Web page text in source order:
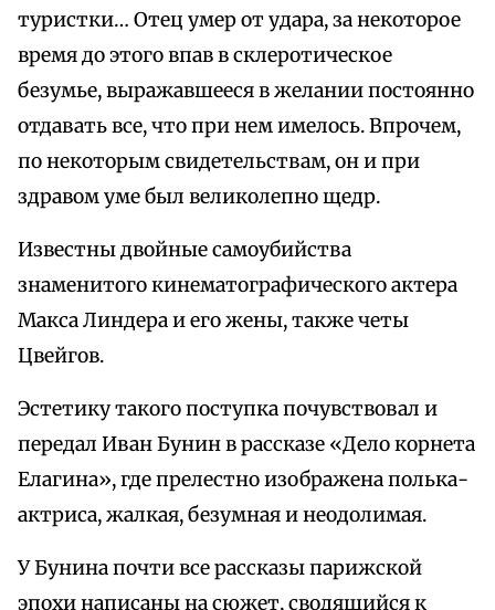
туристки… Отец умер от удара, за некоторое
время до этого впав в склеротическое
безумье, выражавшееся в желании постоянно
отдавать все, что при нем имелось. Впрочем,
по некоторым свидетельствам, он и при
здравом уме был великолепно щедр.
Известны двойные самоубийства
знаменитого кинематографического актера
Макса Линдера и его жены, также четы
Цвейгов.
Эстетику такого поступка почувствовал и
передал Иван Бунин в рассказе «Дело корнета
Елагина», где прелестно изображена полька-
актриса, жалкая, безумная и неодолимая.
У Бунина почти все рассказы парижской
эпохи написаны на сюжет, сводящийся к